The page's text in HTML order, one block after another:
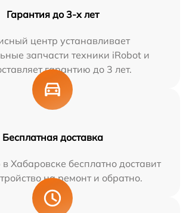
Гарантия до 3-х лет
центр устанавливает
запчасти техники iRobot и
гарантию до 3 лет.
Бесплатная доставка
Хабаровске бесплатно доставит
на ремонт и обратно.